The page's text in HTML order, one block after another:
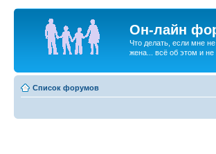
Он-лайн
Что делать, если мне
жена... всё об этом и
Список форумов